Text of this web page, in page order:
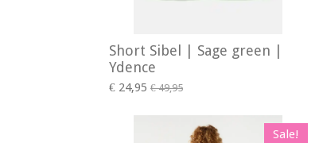
Short Sibel | Sage green |
Ydence
€ 24,95 € 49,95
Sale!